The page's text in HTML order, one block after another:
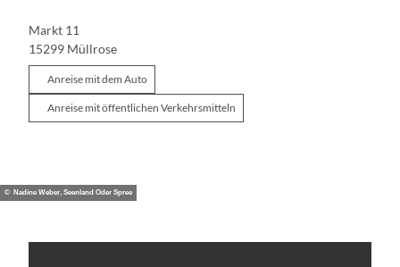
Markt 11
15299 Müllrose
Anreise mit dem Auto
Anreise mit öffentlichen Verkehrsmitteln
© Nadine Weber, Seenland Oder Spree